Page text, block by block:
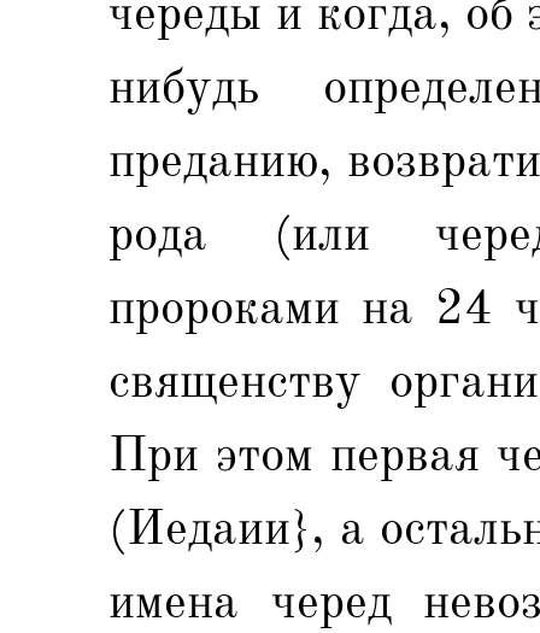
череды и когда, об
нибудь
преданию,
рода (или
пророками на 24
священству
При этом первая
(Иедаии}, а
имена черед